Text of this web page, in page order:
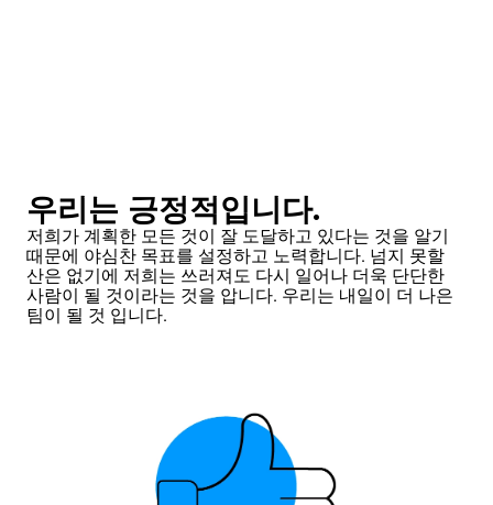
우리는 긍정적입니다.
저희가 계획한 모든 것이 잘 도달하고 있다는 것을 알기
때문에 야심찬 목표를 설정하고 노력합니다. 넘지 못할
산은 없기에 저희는 쓰러져도 다시 일어나 더욱 단단한
사람이 될 것이라는 것을 압니다. 우리는 내일이 더 나은
팀이 될 것 입니다.